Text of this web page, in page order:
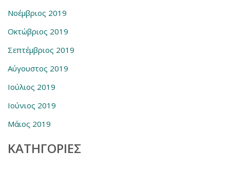
Νοέμβριος 2019
Οκτώβριος 2019
Σεπτέμβριος 2019
Αύγουστος 2019
Ιούλιος 2019
Ιούνιος 2019
Μάιος 2019
KΑΤΗΓΟΡΊΕΣ